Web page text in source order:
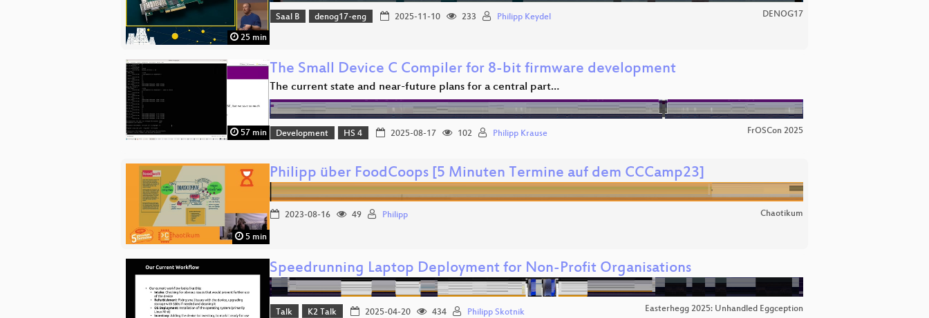
25 min
Saal B denog17-eng 2025-11-10 233 Philipp Keydel DENOG17
57 min
The Small Device C Compiler for 8-bit firmware development
The current state and near-future plans for a central part…
Development HS 4 2025-08-17 102 Philipp Krause FrOSCon 2025
5 min
Philipp über FoodCoops [5 Minuten Termine auf dem CCCamp23]
2023-08-16 49 Philipp Chaotikum
Speedrunning Laptop Deployment for Non-Profit Organisations
Talk K2 Talk 2025-04-20 434 Philipp Skotnik Easterhegg 2025: Unhandled Eggception